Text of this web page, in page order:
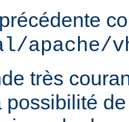
apache/
très
possibilité